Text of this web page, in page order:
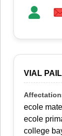
VIAL
ecole
ecole
college